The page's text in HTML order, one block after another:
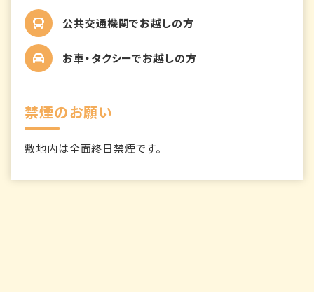
公共交通機関でお越しの方
お車・タクシーでお越しの方
禁煙のお願い
敷地内は全面終日禁煙です。